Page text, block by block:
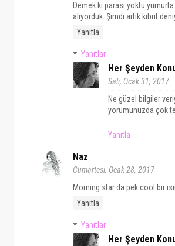
Demek ki parası yoktu yumurta
alıyorduk. Şimdi artık kibrit
Yanıtla
Yanıtlar
Her Şeyden
Salı, Ocak 31, 2017
Ne güzel bilgiler
yorumunuzda çok
Yanıtla
Naz
Cumartesi, Ocak 28, 2017
Morning star da pek cool bir
Yanıtla
Yanıtlar
Her Şeyden